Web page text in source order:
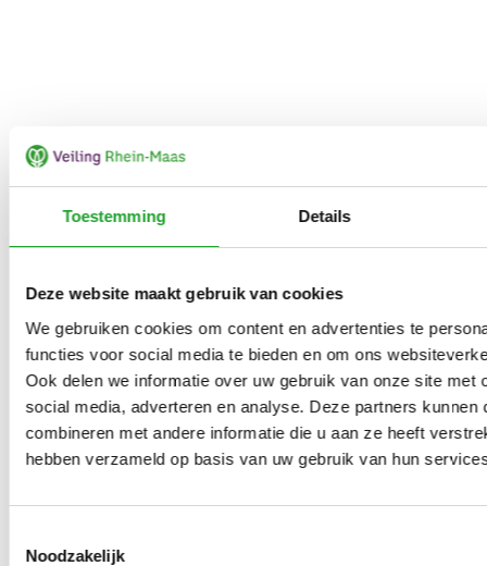
Toestemming Details
Deze website maakt gebruik van cookies
We gebruiken cookies om content en advertenties te
functies voor social media te bieden en om ons
Ook delen we informatie over uw gebruik van onze site met
social media, adverteren en analyse. Deze partners kunnen
combineren met andere informatie die u aan ze heeft
hebben verzameld op basis van uw gebruik van hun
Noodzakelijk